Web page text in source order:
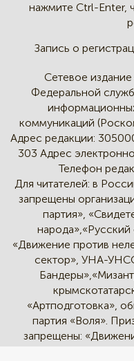
нажмите Ctrl-Enter,
Запись о
Сетевое
Федеральной
коммуникаций
Адрес редакции:
303 Адрес
Телефон
Для читателей: в
запрещены
партия»,
«Движение против
сектор», УНА-
«Артподготовка»,
партия «Воля».
запрещены: